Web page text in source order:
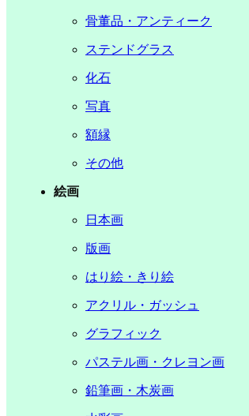
骨董品・アンティーク
ステンドグラス
化石
写真
額縁
その他
絵画
日本画
版画
はり絵・きり絵
アクリル・ガッシュ
グラフィック
パステル画・クレヨン画
鉛筆画・木炭画